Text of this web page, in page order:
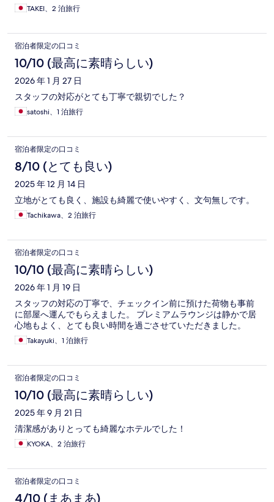
TAKEI、2 泊旅行
宿泊者限定の口コミ
10/10 (最高に素晴らしい)
2026 年 1 月 27 日
スタッフの対応がとても丁寧で親切でした？
satoshi、1 泊旅行
宿泊者限定の口コミ
8/10 (とても良い)
2025 年 12 月 14 日
立地がとても良く、施設も綺麗で使いやすく、文句無しです。
Tachikawa、2 泊旅行
宿泊者限定の口コミ
10/10 (最高に素晴らしい)
2026 年 1 月 19 日
スタッフの対応の丁寧で、チェックイン前に預けた荷物も事前
に部屋へ運んでもらえました。 プレミアムラウンジは静かで居
心地もよく、とても良い時間を過ごさせていただきました。
Takayuki、1 泊旅行
宿泊者限定の口コミ
10/10 (最高に素晴らしい)
2025 年 9 月 21 日
清潔感がありとっても綺麗なホテルでした！
KYOKA、2 泊旅行
宿泊者限定の口コミ
4/10 (まあまあ)